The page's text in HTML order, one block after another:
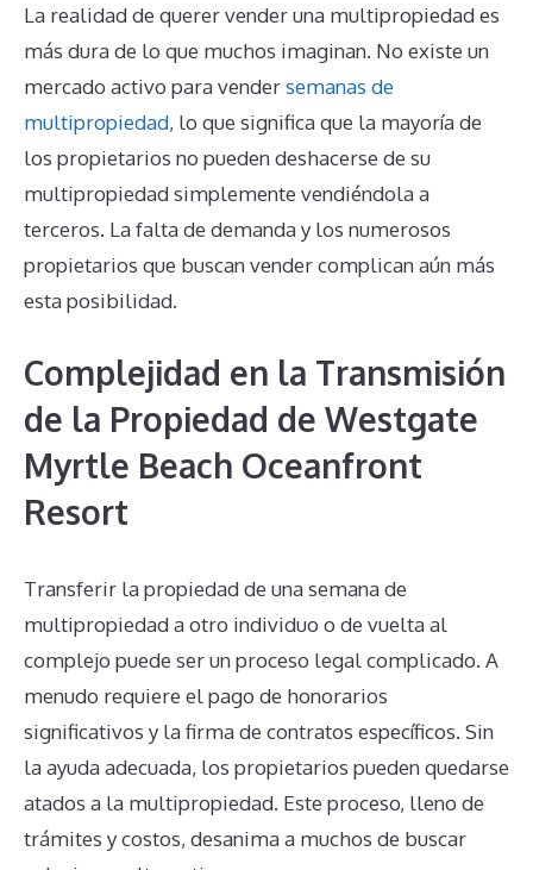
La realidad de querer vender una multipropiedad es
más dura de lo que muchos imaginan. No existe un
mercado activo para vendersemanas de
multipropiedad, lo que significa que la mayoría de
los propietarios no pueden deshacerse de su
multipropiedad simplemente vendiéndola a
terceros. La falta de demanda y los numerosos
propietarios que buscan vender complican aún más
esta posibilidad.
Complejidad en la Transmisión
de la Propiedad de Westgate
Myrtle Beach Oceanfront
Resort
Transferir la propiedad de una semana de
multipropiedad a otro individuo o de vuelta al
complejo puede ser un proceso legal complicado. A
menudo requiere el pago de honorarios
significativos y la firma de contratos específicos. Sin
la ayuda adecuada, los propietarios pueden quedarse
atados a la multipropiedad. Este proceso, lleno de
trámites y costos, desanima a muchos de buscar